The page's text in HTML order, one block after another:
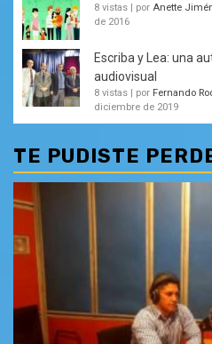
8 vistas | por Anette
de 2016
Escriba y Lea: una
audiovisual
8 vistas | por Fernando
diciembre de 2019
TE PUDISTE